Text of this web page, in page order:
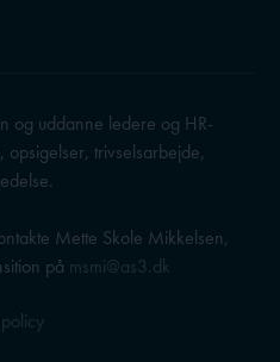
og uddanne ledere og HR-
trivselsarbejde,
Mette Skole Mikkelsen,
på msmi@as3.dk